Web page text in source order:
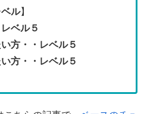
ル】
ベル５
方・・レベル５
方・・レベル５